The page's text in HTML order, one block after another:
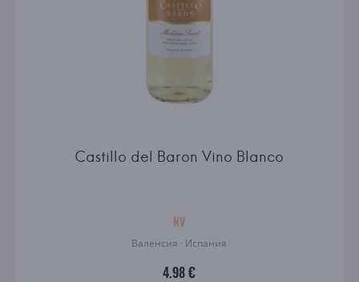
Castillo del Baron Vino Blanco
NV
Валенсия · Испания
4.98 €